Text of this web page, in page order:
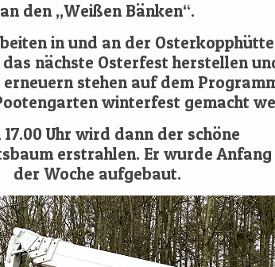
an den „Weißen Bänken“.
in und an der Osterkopphütte,
nächste Osterfest herstellen
stehen auf dem
winterfest gemacht
17.00 Uhr wird dann der schöne
erstrahlen. Er wurde Anfang
der Woche aufgebaut.